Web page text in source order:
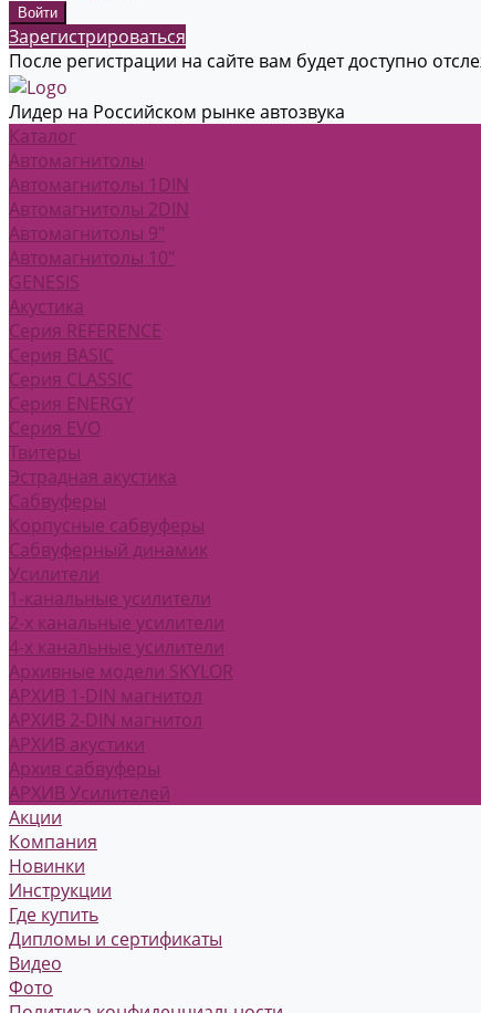
Зарегистрироваться
После регистрации на сайте вам будет доступно
Лидер на Российском рынке автозвука
Каталог
Автомагнитолы
Автомагнитолы 1DIN
Автомагнитолы 2DIN
Автомагнитолы 9"
Автомагнитолы 10"
GENESIS
Акустика
Серия REFERENCE
Серия BASIC
Серия CLASSIC
Серия ENERGY
Серия EVO
Твитеры
Эстрадная акустика
Сабвуферы
Корпусные сабвуферы
Сабвуферный динамик
Усилители
1-канальные усилители
2-х канальные усилители
4-х канальные усилители
Архивные модели SKYLOR
АРХИВ 1-DIN магнитол
АРХИВ 2-DIN магнитол
АРХИВ акустики
Архив сабвуферы
АРХИВ Усилителей
Акции
Компания
Новинки
Инструкции
Где купить
Дипломы и сертификаты
Видео
Фото